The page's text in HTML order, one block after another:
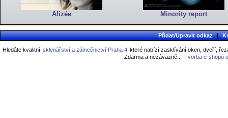
Alizée Minority report
Přidat/Upravit odkaz |
Hledáte kvalitní sklenářství a zámečnictví Praha 4 které nabízí zasklívání oken, dveří,
Zdarma a nezávazně..
Tvorba e-shopů